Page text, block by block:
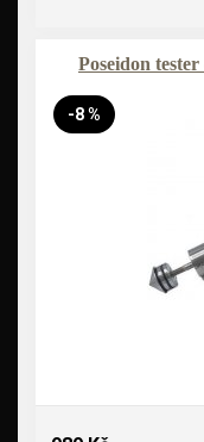
Poseidon
-8 %